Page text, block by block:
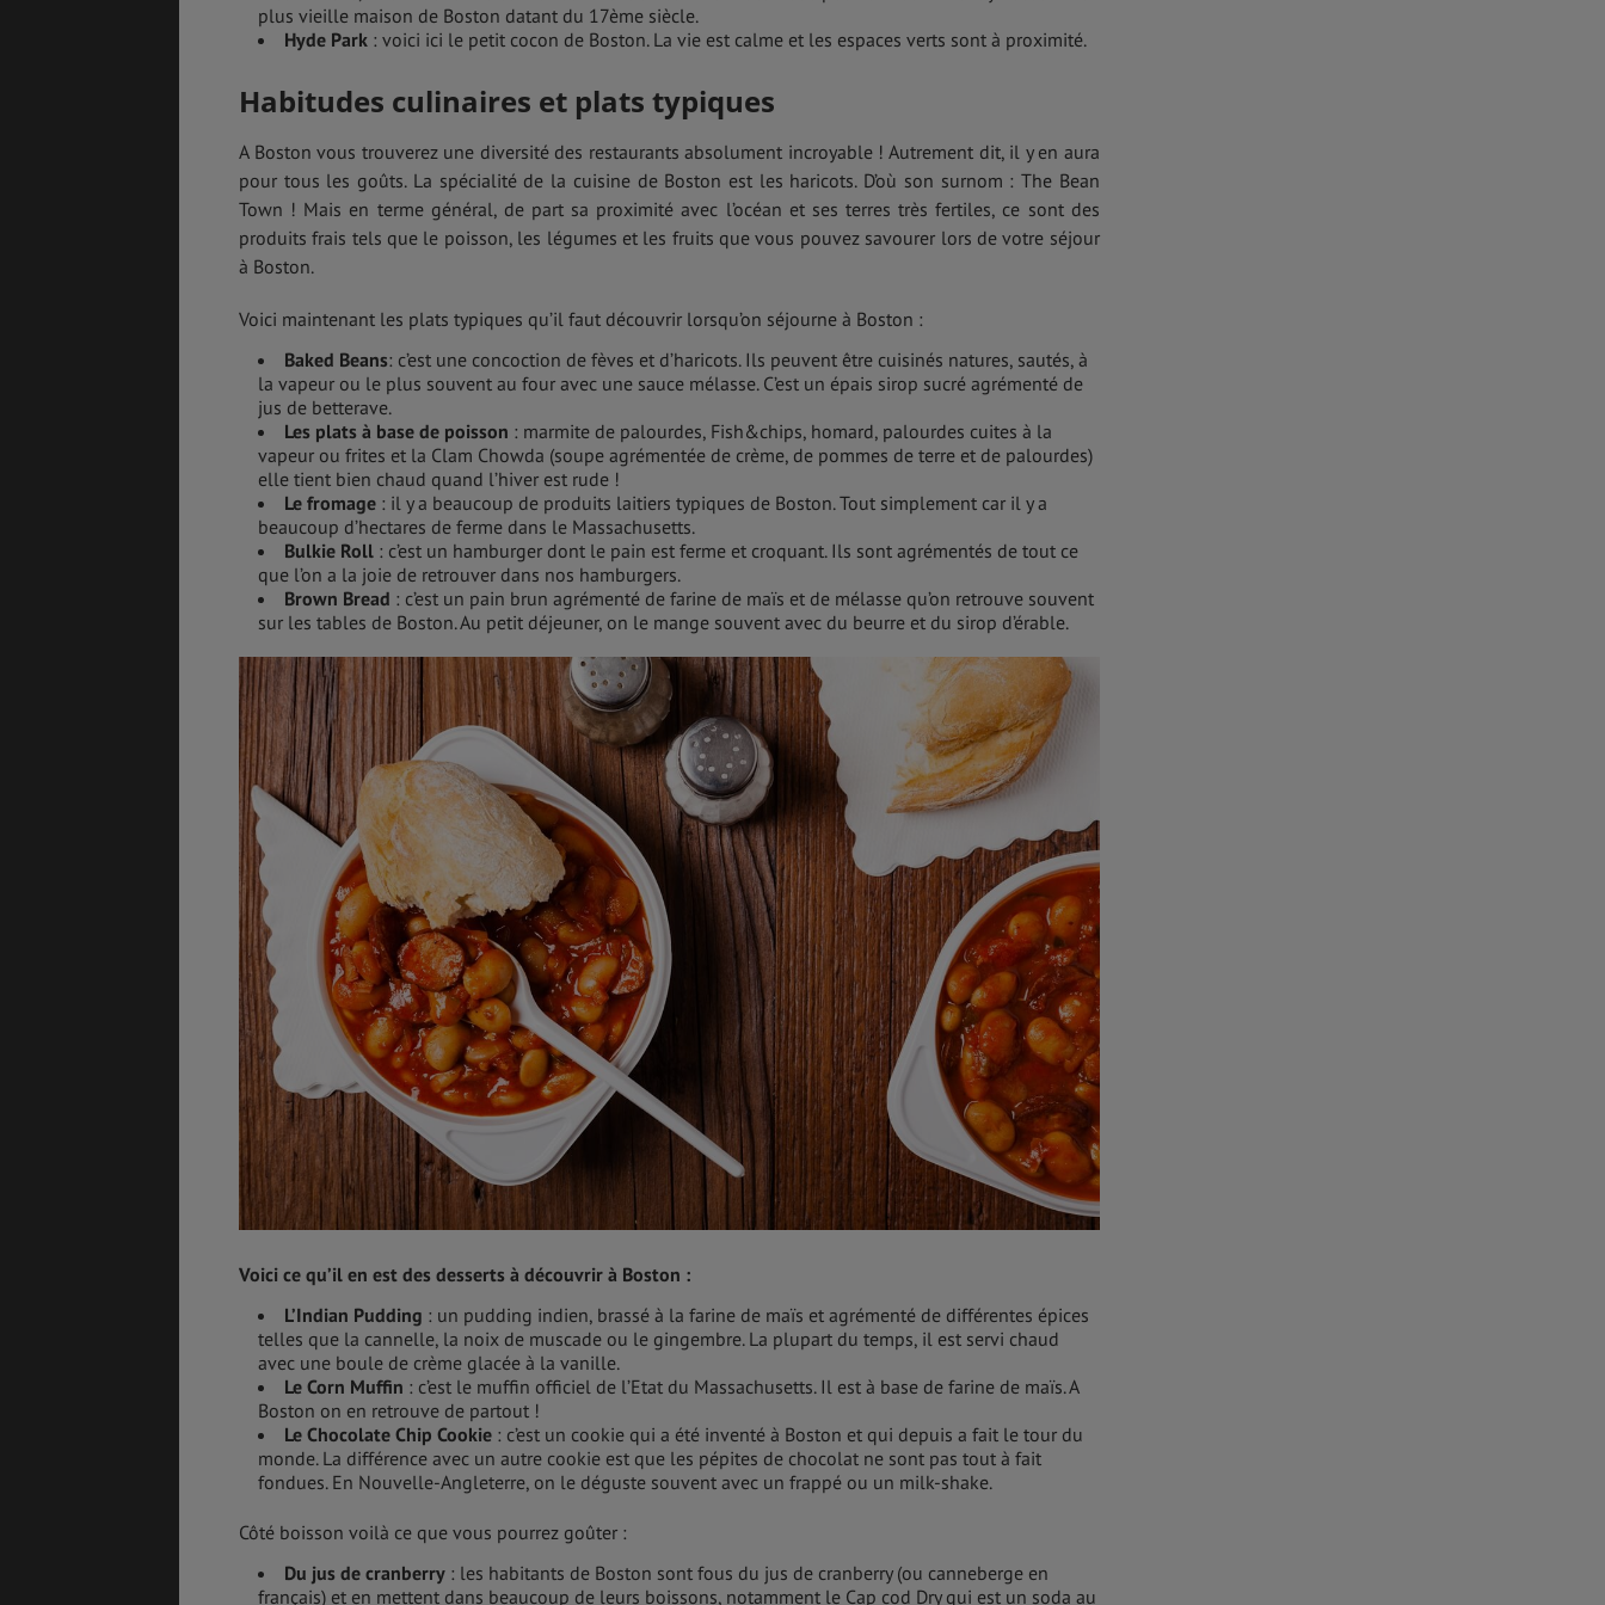
plus vieille maison de Boston datant du 17ème siècle.
Hyde Park : voici ici le petit cocon de Boston. La vie est calme et les espaces verts sont à proximité.
Habitudes culinaires et plats typiques
A Boston vous trouverez une diversité des restaurants absolument incroyable ! Autrement dit, il y en aura
pour tous les goûts. La spécialité de la cuisine de Boston est les haricots. D’où son surnom : The Bean
Town ! Mais en terme général, de part sa proximité avec l’océan et ses terres très fertiles, ce sont des
produits frais tels que le poisson, les légumes et les fruits que vous pouvez savourer lors de votre séjour
à Boston.
Voici maintenant les plats typiques qu’il faut découvrir lorsqu’on séjourne à Boston :
Baked Beans: c’est une concoction de fèves et d’haricots. Ils peuvent être cuisinés natures, sautés, à
la vapeur ou le plus souvent au four avec une sauce mélasse. C’est un épais sirop sucré agrémenté de
jus de betterave.
Les plats à base de poisson : marmite de palourdes, Fish&chips, homard, palourdes cuites à la
vapeur ou frites et la Clam Chowda (soupe agrémentée de crème, de pommes de terre et de palourdes)
elle tient bien chaud quand l’hiver est rude !
Le fromage : il y a beaucoup de produits laitiers typiques de Boston. Tout simplement car il y a
beaucoup d’hectares de ferme dans le Massachusetts.
Bulkie Roll : c’est un hamburger dont le pain est ferme et croquant. Ils sont agrémentés de tout ce
que l’on a la joie de retrouver dans nos hamburgers.
Brown Bread : c’est un pain brun agrémenté de farine de maïs et de mélasse qu’on retrouve souvent
sur les tables de Boston. Au petit déjeuner, on le mange souvent avec du beurre et du sirop d’érable.
Voici ce qu’il en est des desserts à découvrir à Boston :
L’Indian Pudding : un pudding indien, brassé à la farine de maïs et agrémenté de différentes épices
telles que la cannelle, la noix de muscade ou le gingembre. La plupart du temps, il est servi chaud
avec une boule de crème glacée à la vanille.
Le Corn Muffin : c’est le muffin officiel de l’Etat du Massachusetts. Il est à base de farine de maïs. A
Boston on en retrouve de partout !
Le Chocolate Chip Cookie : c’est un cookie qui a été inventé à Boston et qui depuis a fait le tour du
monde. La différence avec un autre cookie est que les pépites de chocolat ne sont pas tout à fait
fondues. En Nouvelle-Angleterre, on le déguste souvent avec un frappé ou un milk-shake.
Côté boisson voilà ce que vous pourrez goûter :
Du jus de cranberry : les habitants de Boston sont fous du jus de cranberry (ou canneberge en
français) et en mettent dans beaucoup de leurs boissons, notamment le Cap cod Dry qui est un soda au